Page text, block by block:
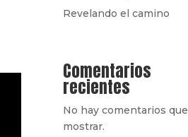
Revelando el camino
Comentarios
recientes
No hay comentarios que
mostrar.